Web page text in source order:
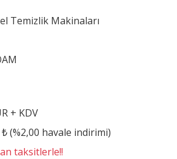
Temizlik Makinaları
+ KDV
(%2,00 havale indirimi)
taksitlerle!!